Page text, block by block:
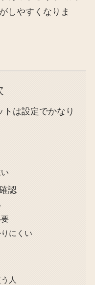
しやすくなりま
は設定でかなり
認
にくい
人